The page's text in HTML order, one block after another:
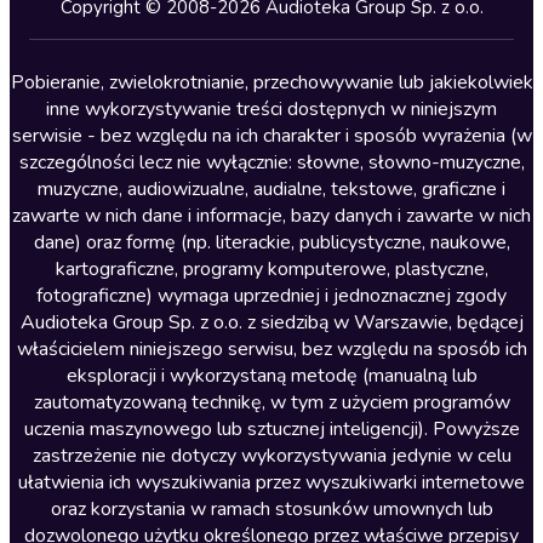
Lektury szkolne
Literatura anglojęzyczna
Literatura faktu
Literatura obyczajowa
Literatura piękna obca
Literatura piękna polska
Nagrania relaksacyjne
Nauka języków
Nauki humanistyczne
Podcasty i audycje
Polityka
Prasa
Religia
Copyright © 2008-2026 Audioteka Group Sp. z o.o.
Pobieranie, zwielokrotnianie, przechowywanie lub jakiekolwiek
inne wykorzystywanie treści dostępnych w niniejszym
serwisie - bez względu na ich charakter i sposób wyrażenia (w
szczególności lecz nie wyłącznie: słowne, słowno-muzyczne,
muzyczne, audiowizualne, audialne, tekstowe, graficzne i
zawarte w nich dane i informacje, bazy danych i zawarte w nich
dane) oraz formę (np. literackie, publicystyczne, naukowe,
kartograficzne, programy komputerowe, plastyczne,
fotograficzne) wymaga uprzedniej i jednoznacznej zgody
Audioteka Group Sp. z o.o. z siedzibą w Warszawie, będącej
właścicielem niniejszego serwisu, bez względu na sposób ich
eksploracji i wykorzystaną metodę (manualną lub
zautomatyzowaną technikę, w tym z użyciem programów
uczenia maszynowego lub sztucznej inteligencji). Powyższe
zastrzeżenie nie dotyczy wykorzystywania jedynie w celu
ułatwienia ich wyszukiwania przez wyszukiwarki internetowe
oraz korzystania w ramach stosunków umownych lub
dozwolonego użytku określonego przez właściwe przepisy